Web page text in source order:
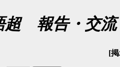
超 報告・交流
[